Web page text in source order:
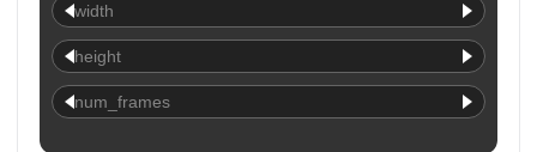
width
height
num_frames